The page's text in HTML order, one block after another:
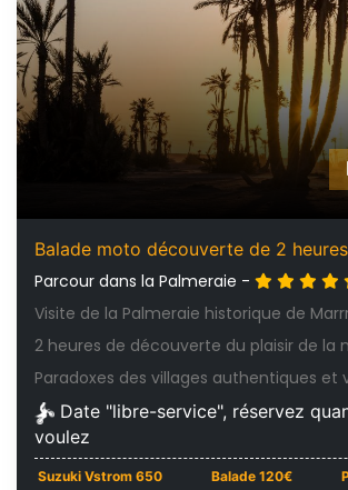
Balade moto découverte de 2 heures
Parcour dans la Palmeraie -
Visite de la Palmeraie historique de
2 heures de découverte du plaisir de la
Paradoxes des villages authentiques et
Date "libre-service", réservez
voulez
Suzuki Vstrom 650 Balade 120€